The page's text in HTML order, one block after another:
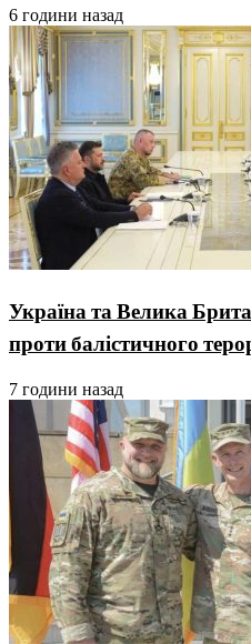
6 години назад
Україна та Велика
проти балістичного
7 години назад